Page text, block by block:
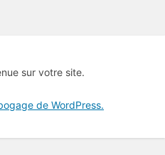
sur votre site.
de WordPress.